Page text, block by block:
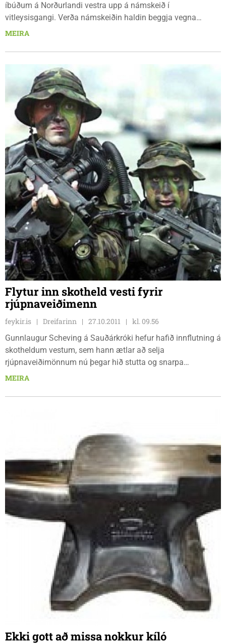
íbúðum á Norðurlandi vestra upp á námskeið í
vitleysisgangi. Verða námskeiðin haldin beggja vegna
MEIRA
Flytur inn skotheld vesti fyrir
rjúpnaveiðimenn
feykir.is Dreifarinn 27.10.2011
kl. 09.56
Gunnlaugur Scheving á Sauðárkróki hefur hafið innflutning á
skotheldum vestum, sem hann ætlar að selja
rjúpnaveiðimönnum nú þegar hið stutta og snarpa
veiðitímabil þeirra hefst. "Það liggur í augum uppi að hólar
MEIRA
Ekki gott að missa nokkur kíló